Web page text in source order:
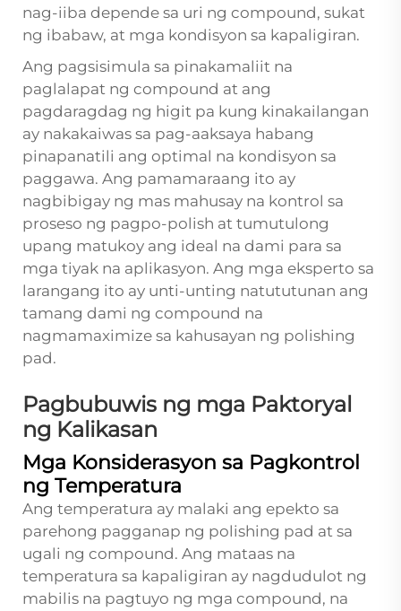
nag-iiba depende sa uri ng compound, sukat
ng ibabaw, at mga kondisyon sa kapaligiran.
Ang pagsisimula sa pinakamaliit na
paglalapat ng compound at ang
pagdaragdag ng higit pa kung kinakailangan
ay nakakaiwas sa pag-aaksaya habang
pinapanatili ang optimal na kondisyon sa
paggawa. Ang pamamaraang ito ay
nagbibigay ng mas mahusay na kontrol sa
proseso ng pagpo-polish at tumutulong
upang matukoy ang ideal na dami para sa
mga tiyak na aplikasyon. Ang mga eksperto sa
larangang ito ay unti-unting natututunan ang
tamang dami ng compound na
nagmamaximize sa kahusayan ng polishing
pad.
Pagbubuwis ng mga Paktoryal
ng Kalikasan
Mga Konsiderasyon sa Pagkontrol
ng Temperatura
Ang temperatura ay malaki ang epekto sa
parehong pagganap ng polishing pad at sa
ugali ng compound. Ang mataas na
temperatura sa kapaligiran ay nagdudulot ng
mabilis na pagtuyo ng mga compound, na